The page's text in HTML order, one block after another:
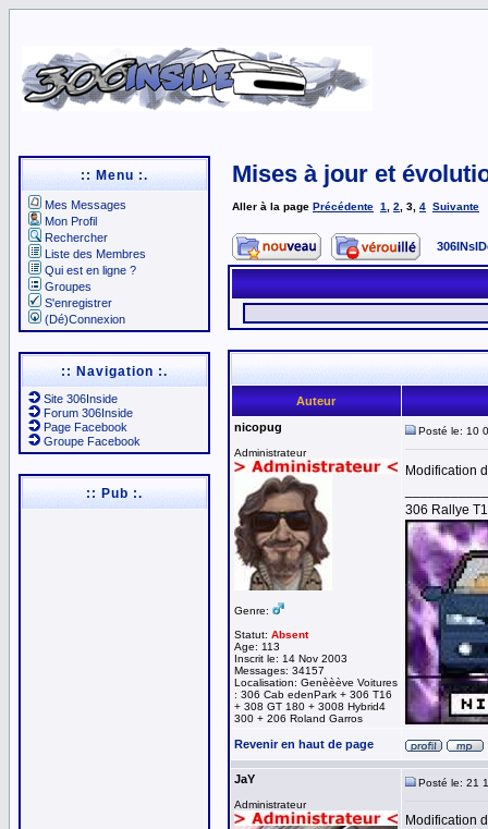
:: Menu :.
Mes Messages
Mon Profil
Rechercher
Liste des Membres
Qui est en ligne ?
Groupes
S'enregistrer
(Dé)Connexion
:: Navigation :.
Site 306Inside
Forum 306Inside
Page Facebook
Groupe Facebook
:: Pub :.
Mises à jour et
Aller à la page Précédente 1 2 3 4 Suivante
Auteur
nicopug
Administrateur
Genre:
Statut: Absent
Age: 113
Inscrit le: 14 Nov 2003
Messages: 34157
Localisation: Genèèève Voitures
: 306 Cab edenPark + 306 T16
+ 308 GT 180 + 3008 Hybrid4
300 + 206 Roland Garros
Posté le: 10
Modification
306 Rallye
Revenir en haut de page
JaY
Administrateur
Posté le: 21
Modification